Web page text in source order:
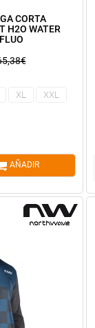
CORTA
H2O WATER
XL XXL
AÑADIR